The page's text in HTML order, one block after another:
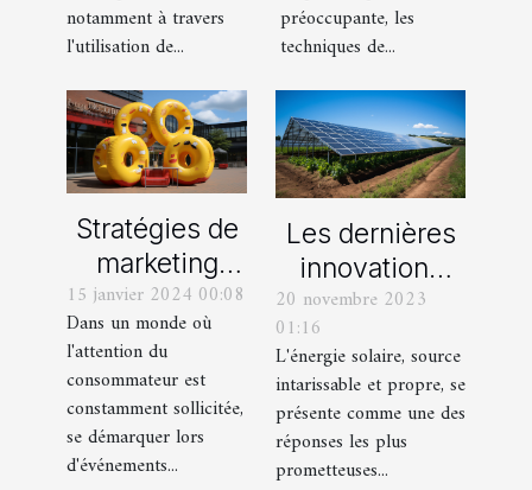
notamment à travers
l'utilisation de...
préoccupante, les
techniques de...
Stratégies de
marketing
événementiel
: l'apport des
PLV
gonflables
15 janvier 2024 00:08
Dans un monde où
l'attention du
consommateur est
constamment sollicitée,
se démarquer lors
d'événements...
Les dernières
innovations
technologiques
dans le secteur
de l'énergie
solaire
20 novembre 2023
01:16
L'énergie solaire, source
intarissable et propre, se
présente comme une des
réponses les plus
prometteuses...